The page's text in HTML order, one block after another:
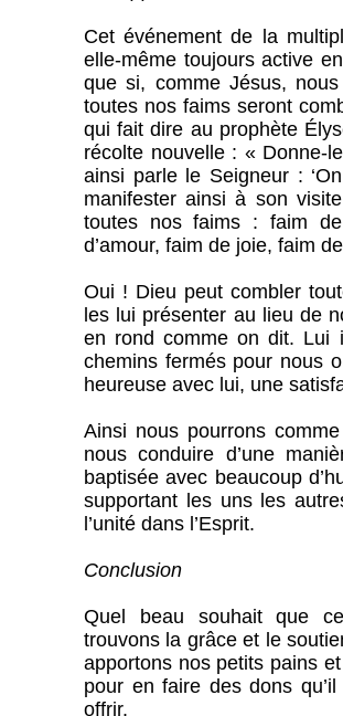
Cet événement de la
elle-même toujours active
que si, comme Jésus,
toutes nos faims seront
qui fait dire au prophète
récolte nouvelle : « Donne-
ainsi parle le Seigneur :
manifester ainsi à son
toutes nos faims : faim
d’amour, faim de joie, faim
Oui ! Dieu peut combler
les lui présenter au lieu de
en rond comme on dit. Lui
chemins fermés pour nous
heureuse avec lui, une
Ainsi nous pourrons
nous conduire d’une
baptisée avec beaucoup
supportant les uns les
l’unité dans l’Esprit.
Conclusion
Quel beau souhait que
trouvons la grâce et le
apportons nos petits pains
pour en faire des dons
offrir.